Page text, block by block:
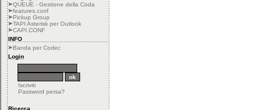
QUEUE - Gestione della Coda
features.conf
Pickup Group
TAPI Asterisk per Outlook
CAPI.CONF
INFO
Banda per Codec
Login
Iscriviti
Password persa?
Ricerca